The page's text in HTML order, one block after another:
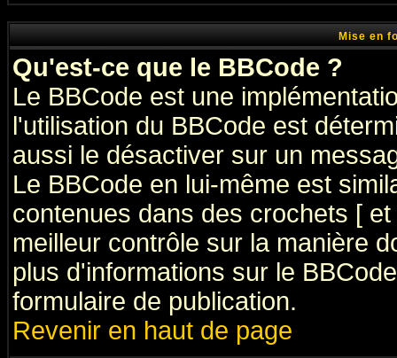
Mise en
Qu'est-ce que le BBCode ?
Le BBCode est une
l'utilisation du BBCode est
aussi le désactiver sur un
Le BBCode en lui-même est
contenues dans des crochets [
meilleur contrôle sur la manière
plus d'informations sur le
formulaire de publication.
Revenir en haut de page